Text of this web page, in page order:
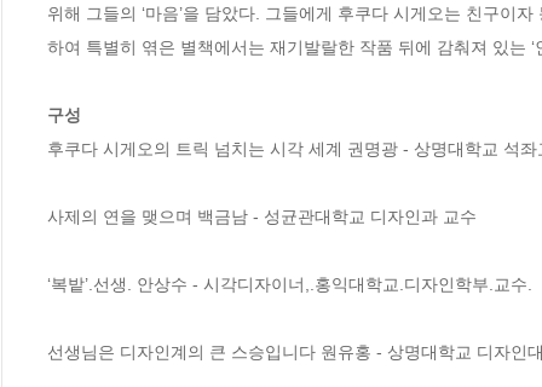
위해 그들의 ‘마음’을 담았다. 그들에게 후쿠다 시게오는 친구이
하여 특별히 엮은 별책에서는 재기발랄한 작품 뒤에 감춰져 있는
구성
후쿠다 시게오의 트릭 넘치는 시각 세계 권명광 - 상명대학교 석좌
사제의 연을 맺으며 백금남 - 성균관대학교 디자인과 교수
‘복밭’.선생. 안상수 - 시각디자이너,.홍익대학교.디자인학부.교수.
선생님은 디자인계의 큰 스승입니다 원유홍 - 상명대학교 디자인